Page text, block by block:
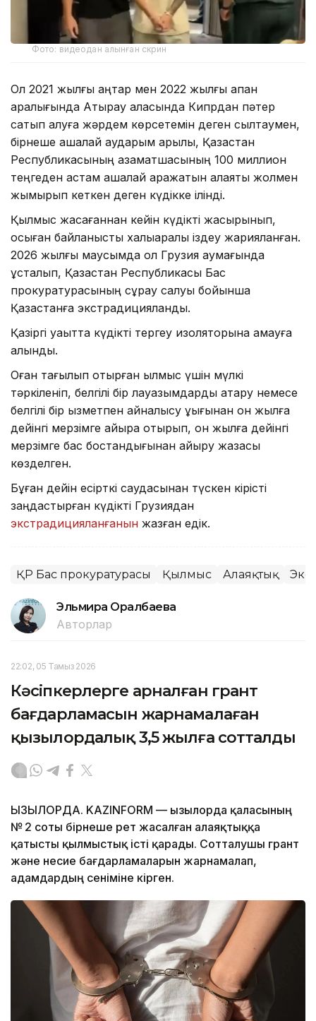
Фото: видеодан алынған скрин
Ол 2021 жылғы қаңтар мен 2022 жылғы ақпан
аралығында Атырау қаласында Кипрдан пәтер
сатып алуға жәрдем көрсетемін деген сылтаумен,
бірнеше ақшалай аударым арқылы, Қазақстан
Республикасының азаматшасының 100 миллион
теңгеден астам ақшалай қаражатын алаяқтық жолмен
жымқырып кеткен деген күдікке ілінді.
Қылмыс жасағаннан кейін күдікті жасырынып,
осыған байланысты халықаралық іздеу жарияланған.
2026 жылғы маусымда ол Грузия аумағында
ұсталып, Қазақстан Республикасы Бас
прокуратурасының сұрау салуы бойынша
Қазақстанға экстрадицияланды.
Қазіргі уақытта күдікті тергеу изоляторына қамауға
алынды.
Оған тағылып отырған қылмыс үшін мүлкі
тәркіленіп, белгілі бір лауазымдарды атқару немесе
белгілі бір қызметпен айналысу құқығынан он жылға
дейінгі мерзімге айыра отырып, он жылға дейінгі
мерзімге бас бостандығынан айыру жазасы
көзделген.
Бұған дейін есірткі саудасынан түскен кірісті
заңдастырған күдікті Грузиядан
экстрадицияланғанын жазған едік.
ҚР Бас прокуратурасы Қылмыс Алаяқтық
Эльмира Оралбаева
Авторлар
22:02, 05 Тамыз 2026
Кәсіпкерлерге арналған грант
бағдарламасын жарнамалаған
қызылордалық 3,5 жылға сотталды
ҚЫЗЫЛОРДА. KAZINFORM — Қызылорда қаласының
№ 2 соты бірнеше рет жасалған алаяқтыққа
қатысты қылмыстық істі қарады. Сотталушы грант
және несие бағдарламаларын жарнамалап,
адамдардың сеніміне кірген.